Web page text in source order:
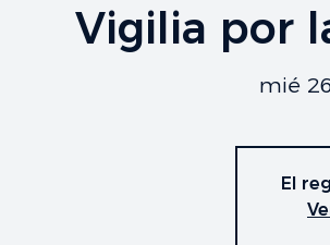
LI
Vigilia por
mié
El